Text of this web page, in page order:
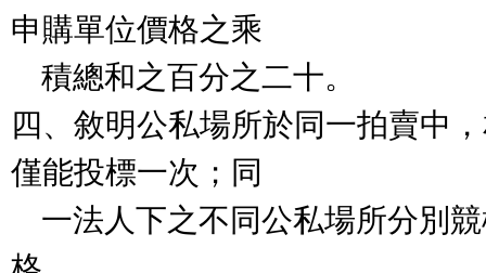
申購單位價格之乘
四、敘明公私場所於同一拍賣中
僅能投標一次；同